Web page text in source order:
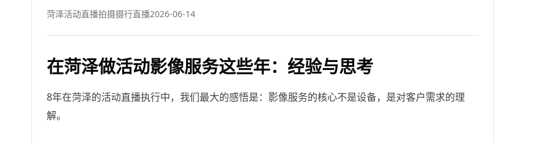
菏泽活动直播拍摄摄行直播2026-06-14
在菏泽做活动影像服务这些年：经验与思考
8年在菏泽的活动直播执行中，我们最大的感悟是：影像服务的核心不是设备，是对客户需求的理
解。